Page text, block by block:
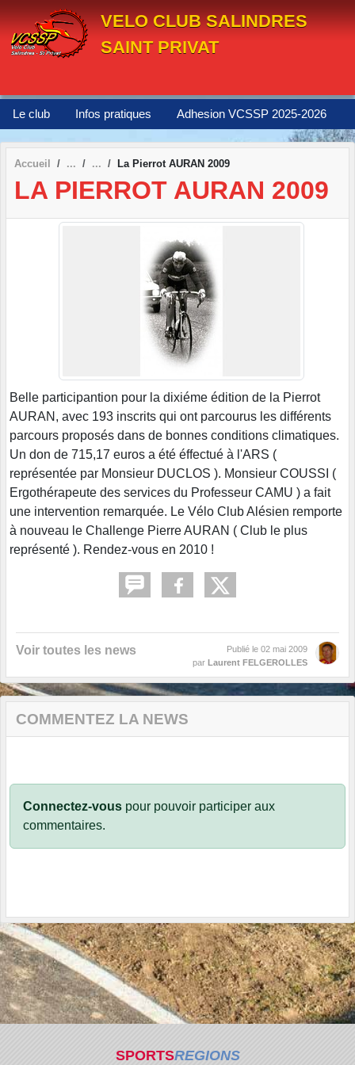
VELO CLUB SALINDRES
SAINT PRIVAT
Le club Infos pratiques Adhesion VCSSP 2025-2026
Accueil La Pierrot AURAN 2009
LA PIERROT AURAN 2009
Belle participantion pour la dixiéme édition de la Pierrot
AURAN, avec 193 inscrits qui ont parcourus les différents
parcours proposés dans de bonnes conditions climatiques.
Un don de 715,17 euros a été éffectué à l'ARS (
représentée par Monsieur DUCLOS ). Monsieur COUSSI (
Ergothérapeute des services du Professeur CAMU ) a fait
une intervention remarquée. Le Vélo Club Alésien remporte
à nouveau le Challenge Pierre AURAN ( Club le plus
représenté ). Rendez-vous en 2010 !
Voir toutes les news Publié le 02 mai 2009
par Laurent FELGEROLLES
COMMENTEZ LA NEWS
Connectez-vous pour pouvoir participer aux
commentaires.
SPORTSREGIONS
Panneau de gestion des cookies